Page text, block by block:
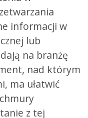
informacji w
lub
na branżę
nad którym
ma ułatwić
z tej